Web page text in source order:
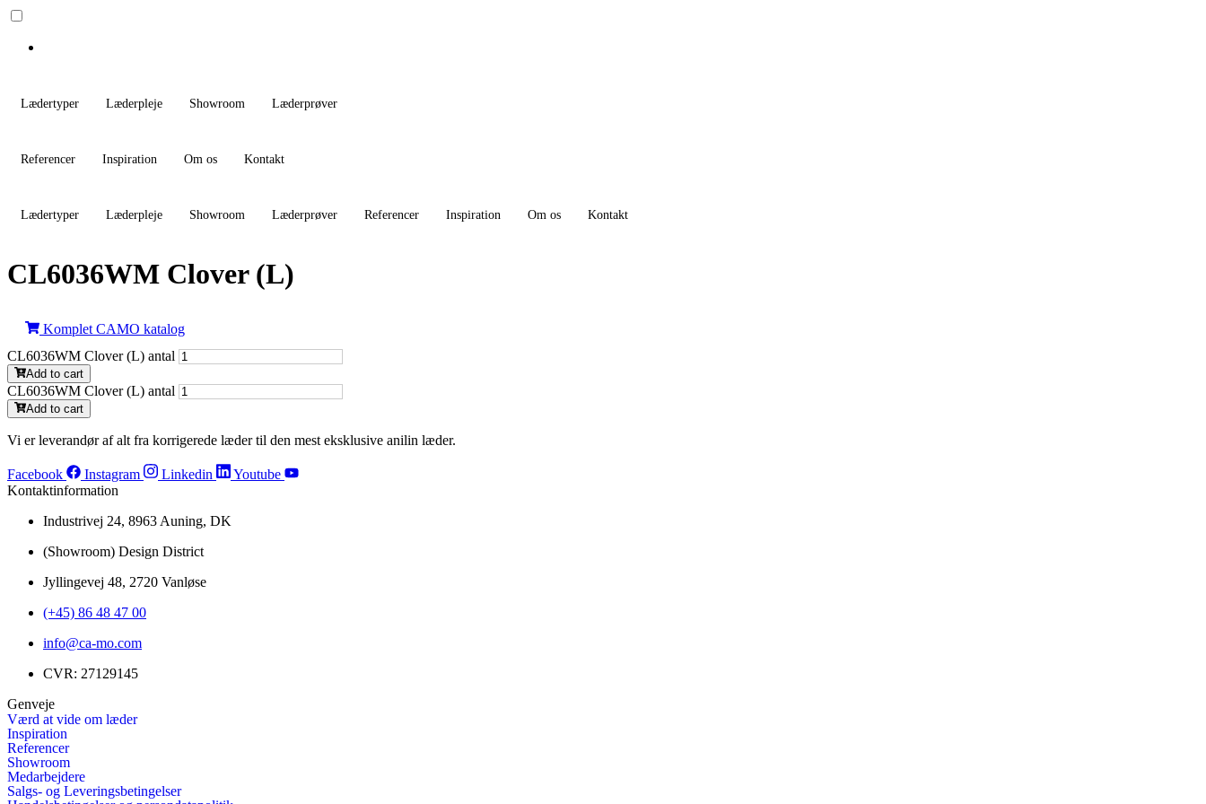
Lædertyper Læderpleje Showroom Læderprøver
Referencer Inspiration Om os Kontakt
Lædertyper Læderpleje Showroom Læderprøver Referencer Inspiration Om os Kontakt
CL6036WM Clover (L)
Komplet CAMO katalog
CL6036WM Clover (L) antal
Add to cart
CL6036WM Clover (L) antal
Add to cart
Vi er leverandør af alt fra korrigerede læder til den mest eksklusive anilin læder.
Facebook Instagram Linkedin
Youtube
Kontaktinformation
Industrivej 24, 8963 Auning, DK
(Showroom) Design District
Jyllingevej 48, 2720 Vanløse
(+45) 86 48 47 00
info@ca-mo.com
CVR: 27129145
Genveje
Værd at vide om læder
Inspiration
Referencer
Showroom
Medarbejdere
Salgs- og Leveringsbetingelser